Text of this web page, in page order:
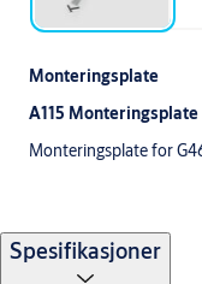
Monteringsplate
A115 Monteringsplate
Monteringsplate for
Spesifikasjoner